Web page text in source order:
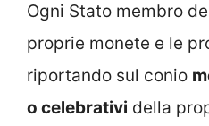
Ogni Stato membro
proprie monete e le
riportando sul conio
o celebrativi della